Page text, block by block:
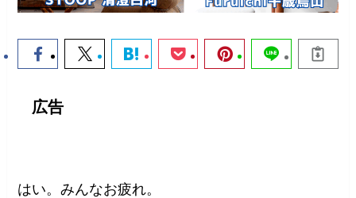
広告
はい。みんなお疲れ。